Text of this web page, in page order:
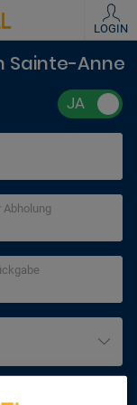
LOGIN
Sainte-Anne
Abholung